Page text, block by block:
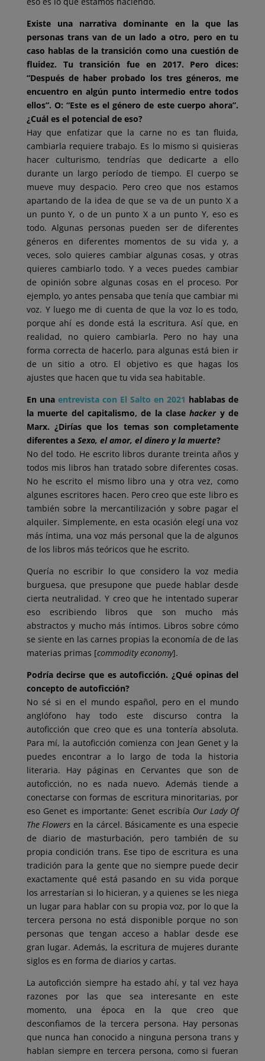
Existe una narrativa dominante en la que las
personas trans van de un lado a otro, pero en tu
caso hablas de la transición como una cuestión de
fluidez. Tu transición fue en 2017. Pero dices:
“Después de haber probado los tres géneros, me
encuentro en algún punto intermedio entre todos
ellos”. O: “Este es el género de este cuerpo ahora”.
¿Cuál es el potencial de eso?
Hay que enfatizar que la carne no es tan fluida,
cambiarla requiere trabajo. Es lo mismo si quisieras
hacer culturismo, tendrías que dedicarte a ello
durante un largo período de tiempo. El cuerpo se
mueve muy despacio. Pero creo que nos estamos
apartando de la idea de que se va de un punto X a
un punto Y, o de un punto X a un punto Y, eso es
todo. Algunas personas pueden ser de diferentes
géneros en diferentes momentos de su vida y, a
veces, solo quieres cambiar algunas cosas, y otras
quieres cambiarlo todo. Y a veces puedes cambiar
de opinión sobre algunas cosas en el proceso. Por
ejemplo, yo antes pensaba que tenía que cambiar mi
voz. Y luego me di cuenta de que la voz lo es todo,
porque ahí es donde está la escritura. Así que, en
realidad, no quiero cambiarla. Pero no hay una
forma correcta de hacerlo, para algunas está bien ir
de un sitio a otro. El objetivo es que hagas los
ajustes que hacen que tu vida sea habitable.
En una entrevista con El Salto en 2021 hablabas de
la muerte del capitalismo, de la clasehackery de
Marx. ¿Dirías que los temas son completamente
diferentes a Sexo, el amor, el dinero y la muerte?
No del todo. He escrito libros durante treinta años y
todos mis libros han tratado sobre diferentes cosas.
No he escrito el mismo libro una y otra vez, como
algunes escritores hacen. Pero creo que este libro es
también sobre la mercantilización y sobre pagar el
alquiler. Simplemente, en esta ocasión elegí una voz
más íntima, una voz más personal que la de algunos
de los libros más teóricos que he escrito.
Quería no escribir lo que considero la voz media
burguesa, que presupone que puede hablar desde
cierta neutralidad. Y creo que he intentado superar
eso escribiendo libros que son mucho más
abstractos y mucho más íntimos. Libros sobre cómo
se siente en las carnes propias la economía de de las
materias primas [commodity economy].
Podría decirse que es autoficción. ¿Qué opinas del
concepto de autoficción?
No sé si en el mundo español, pero en el mundo
anglófono hay todo este discurso contra la
autoficción que creo que es una tontería absoluta.
Para mí, la autoficción comienza con Jean Genet y la
puedes encontrar a lo largo de toda la historia
literaria. Hay páginas en Cervantes que son de
autoficción, no es nada nuevo. Además tiende a
conectarse con formas de escritura minoritarias, por
eso Genet es importante: Genet escribía Our Lady Of
The Flowers en la cárcel. Básicamente es una especie
de diario de masturbación, pero también de su
propia condición trans. Ese tipo de escritura es una
tradición para la gente que no siempre puede decir
exactamente qué está pasando en su vida porque
los arrestarían si lo hicieran, y a quienes se les niega
un lugar para hablar con su propia voz, por lo que la
tercera persona no está disponible porque no son
personas que tengan acceso a hablar desde ese
gran lugar. Además, la escritura de mujeres durante
siglos es en forma de diarios y cartas.
La autoficción siempre ha estado ahí, y tal vez haya
razones por las que sea interesante en este
momento, una época en la que creo que
desconfiamos de la tercera persona. Hay personas
que nunca han conocido a ninguna persona trans y
hablan siempre en tercera persona, como si fueran